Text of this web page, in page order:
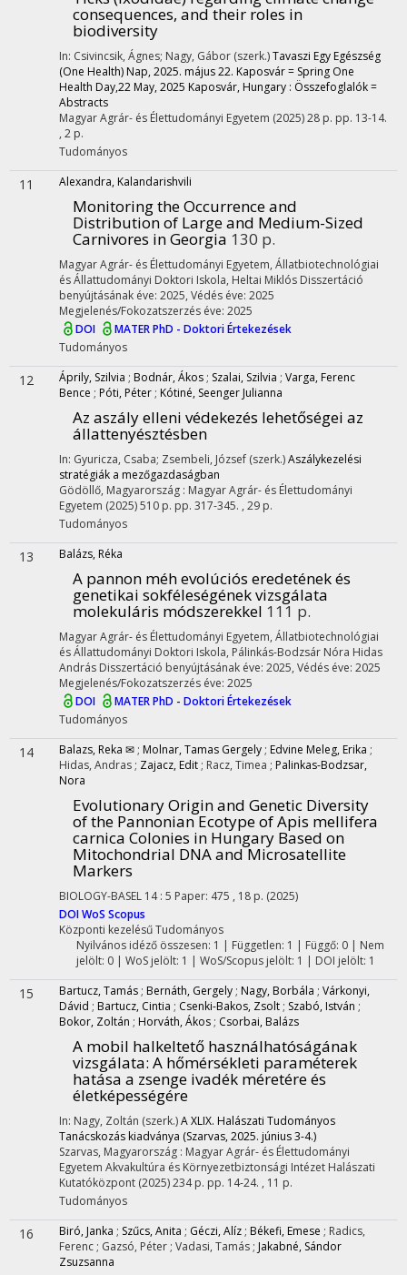
consequences, and their roles in
biodiversity
In: Csivincsik, Ágnes; Nagy, Gábor (szerk.)Tavaszi Egy Egészség
(One Health) Nap, 2025. május 22. Kaposvár = Spring One
Health Day,22 May, 2025 Kaposvár, Hungary : Összefoglalók =
Abstracts
Magyar Agrár- és Élettudományi Egyetem (2025)28 p. pp. 13-14.
, 2 p.
Tudományos
11 Alexandra, Kalandarishvili
Monitoring the Occurrence and
Distribution of Large and Medium-Sized
Carnivores in Georgia 130 p.
Magyar Agrár- és Élettudományi Egyetem, Állatbiotechnológiai
és Állattudományi Doktori Iskola, Heltai Miklós Disszertáció
benyújtásának éve: 2025, Védés éve: 2025
Megjelenés/Fokozatszerzés éve: 2025
DOI
MATER PhD - Doktori Értekezések
Tudományos
12 Áprily, Szilvia ; Bodnár, Ákos ; Szalai, Szilvia ; Varga, Ferenc
Bence ; Póti, Péter ; Kótiné, Seenger Julianna
Az aszály elleni védekezés lehetőségei az
állattenyésztésben
In: Gyuricza, Csaba; Zsembeli, József (szerk.)Aszálykezelési
stratégiák a mezőgazdaságban
Gödöllő, Magyarország : Magyar Agrár- és Élettudományi
Egyetem (2025)510 p. pp. 317-345. , 29 p.
Tudományos
13 Balázs, Réka
A pannon méh evolúciós eredetének és
genetikai sokféleségének vizsgálata
molekuláris módszerekkel 111 p.
Magyar Agrár- és Élettudományi Egyetem, Állatbiotechnológiai
és Állattudományi Doktori Iskola, Pálinkás-Bodzsár Nóra Hidas
András Disszertáció benyújtásának éve: 2025, Védés éve: 2025
Megjelenés/Fokozatszerzés éve: 2025
DOI
MATER PhD - Doktori Értekezések
Tudományos
14 Balazs, Reka ✉ ; Molnar, Tamas Gergely ; Edvine Meleg, Erika ;
Hidas, Andras ; Zajacz, Edit ; Racz, Timea ; Palinkas-Bodzsar,
Nora
Evolutionary Origin and Genetic Diversity
of the Pannonian Ecotype of Apis mellifera
carnica Colonies in Hungary Based on
Mitochondrial DNA and Microsatellite
Markers
BIOLOGY-BASEL 14: 5 Paper: 475 , 18 p. (2025)
DOIWoS Scopus
Központi kezelésűTudományos
Nyilvános idéző összesen: 1 | Független: 1 | Függő: 0 | Nem
jelölt: 0 | WoS jelölt: 1 | WoS/Scopus jelölt: 1 | DOI jelölt: 1
15 Bartucz, Tamás ; Bernáth, Gergely ; Nagy, Borbála ; Várkonyi,
Dávid ; Bartucz, Cintia ; Csenki-Bakos, Zsolt ; Szabó, István ;
Bokor, Zoltán ; Horváth, Ákos ; Csorbai, Balázs
A mobil halkeltető használhatóságának
vizsgálata: A hőmérsékleti paraméterek
hatása a zsenge ivadék méretére és
életképességére
In: Nagy, Zoltán (szerk.)A XLIX. Halászati Tudományos
Tanácskozás kiadványa (Szarvas, 2025. június 3-4.)
Szarvas, Magyarország : Magyar Agrár- és Élettudományi
Egyetem Akvakultúra és Környezetbiztonsági Intézet Halászati
Kutatóközpont (2025)234 p. pp. 14-24. , 11 p.
Tudományos
16 Biró, Janka ; Szűcs, Anita ; Géczi, Alíz ; Békefi, Emese ; Radics,
Ferenc ; Gazsó, Péter ; Vadasi, Tamás ; Jakabné, Sándor
Zsuzsanna